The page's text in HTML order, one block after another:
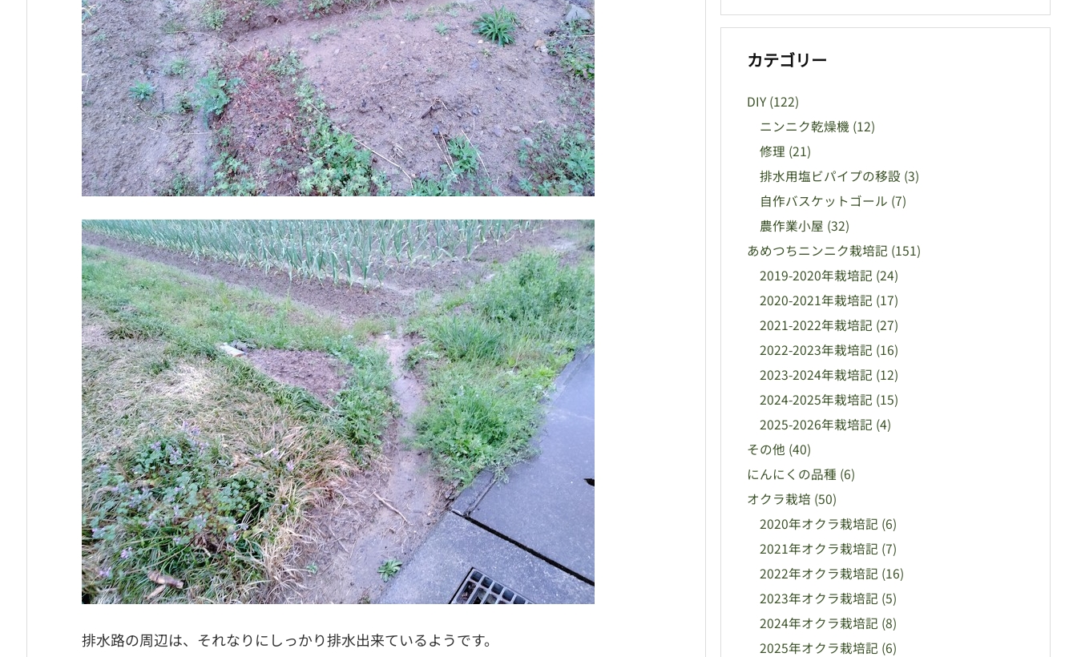
排水路の周辺は、それなりにしっかり排水出来ているようです。
カテゴリー
DIY (122)
ニンニク乾燥機 (12)
修理 (21)
排水用塩ビパイプの移設 (3)
自作バスケットゴール (7)
農作業小屋 (32)
あめつちニンニク栽培記 (151)
2019-2020年栽培記 (24)
2020-2021年栽培記 (17)
2021-2022年栽培記 (27)
2022-2023年栽培記 (16)
2023-2024年栽培記 (12)
2024-2025年栽培記 (15)
2025-2026年栽培記 (4)
その他 (40)
にんにくの品種 (6)
オクラ栽培 (50)
2020年オクラ栽培記 (6)
2021年オクラ栽培記 (7)
2022年オクラ栽培記 (16)
2023年オクラ栽培記 (5)
2024年オクラ栽培記 (8)
2025年オクラ栽培記 (6)